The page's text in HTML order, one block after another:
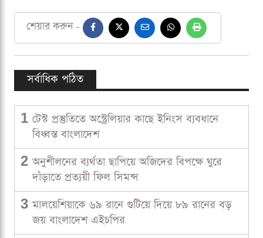
শেয়ার করুন -
সর্বাধিক পঠিত
1 টেস্ট প্রস্তুতিতে অস্ট্রেলিয়ার কাছে ইনিংস ব্যবধানে
বিধ্বস্ত বাংলাদেশ
2 অনুশীলনের ব্যর্থতা ছাপিয়ে অজিদের বিপক্ষে ঘুরে
দাঁড়াতে প্রত্যয়ী ফিল সিমন্স
3 মালয়েশিয়াকে ৬৯ রানে গুটিয়ে দিয়ে ৮৯ রানের বড়
জয় বাংলাদেশ এইচপির